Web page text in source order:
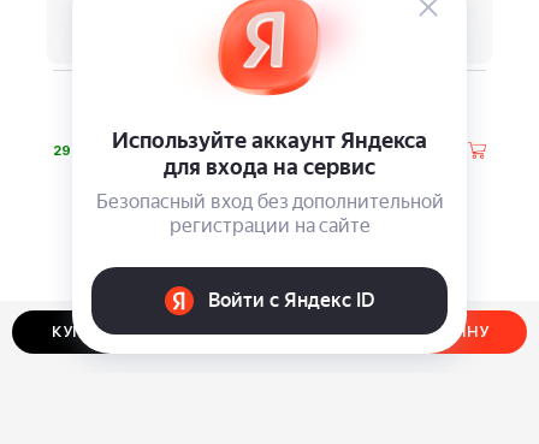
КУПИТЬ В ОДИН КЛИК ДОБАВИТЬ В КОРЗИНУ
290 9 590 ⃏